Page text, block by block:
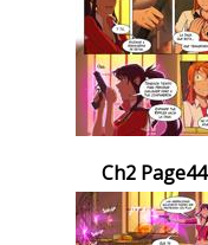
Ch2 Page44